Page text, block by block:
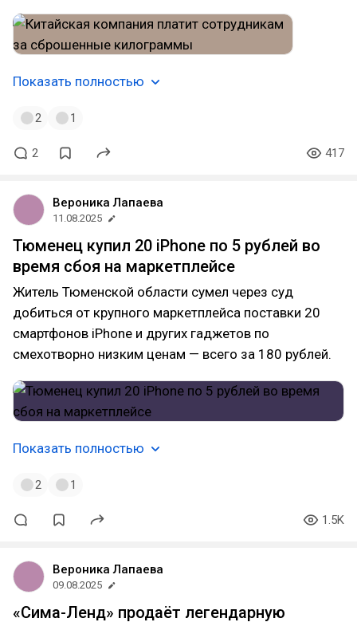
Показать полностью
2 1
2 417
Вероника Лапаева
11.08.2025
Тюменец купил 20 iPhone по 5 рублей во
время сбоя на маркетплейсе
Житель Тюменской области сумел через суд
добиться от крупного маркетплейса поставки 20
смартфонов iPhone и других гаджетов по
смехотворно низким ценам — всего за 180 рублей.
Показать полностью
2 1
1.5K
Вероника Лапаева
09.08.2025
«Сима-Ленд» продаёт легендарную